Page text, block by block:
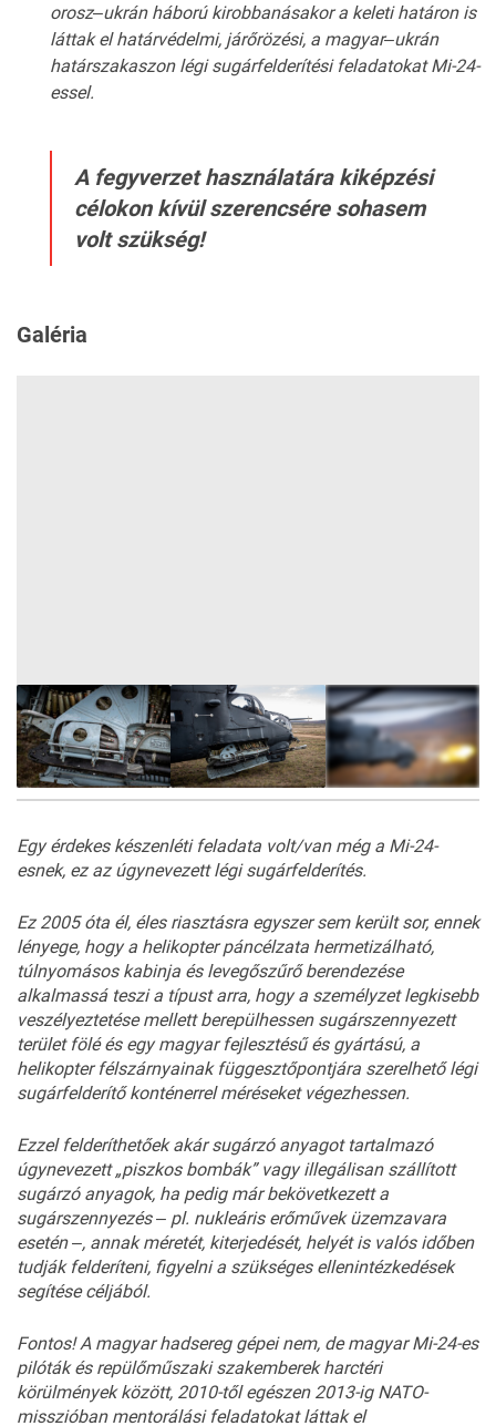
orosz‒ukrán háború kirobbanásakor a keleti határon is
láttak el határvédelmi, járőrözési, a magyar‒ukrán
határszakaszon légi sugárfelderítési feladatokat Mi-24-
essel.
A fegyverzet használatára kiképzési
célokon kívül szerencsére sohasem
volt szükség!
Galéria
Egy érdekes készenléti feladata volt/van még a Mi-24-
esnek, ez az úgynevezett légi sugárfelderítés.
Ez 2005 óta él, éles riasztásra egyszer sem került sor, ennek
lényege, hogy a helikopter páncélzata hermetizálható,
túlnyomásos kabinja és levegőszűrő berendezése
alkalmassá teszi a típust arra, hogy a személyzet legkisebb
veszélyeztetése mellett berepülhessen sugárszennyezett
terület fölé és egy magyar fejlesztésű és gyártású, a
helikopter félszárnyainak függesztőpontjára szerelhető légi
sugárfelderítő konténerrel méréseket végezhessen.
Ezzel felderíthetőek akár sugárzó anyagot tartalmazó
úgynevezett „piszkos bombák” vagy illegálisan szállított
sugárzó anyagok, ha pedig már bekövetkezett a
sugárszennyezés‒ pl. nukleáris erőművek üzemzavara
esetén‒, annak méretét, kiterjedését, helyét is valós időben
tudják felderíteni, figyelni a szükséges ellenintézkedések
segítése céljából.
Fontos! A magyar hadsereg gépei nem, de magyar Mi-24-es
pilóták és repülőműszaki szakemberek harctéri
körülmények között, 2010-től egészen 2013-ig NATO-
misszióban mentorálási feladatokat láttak el